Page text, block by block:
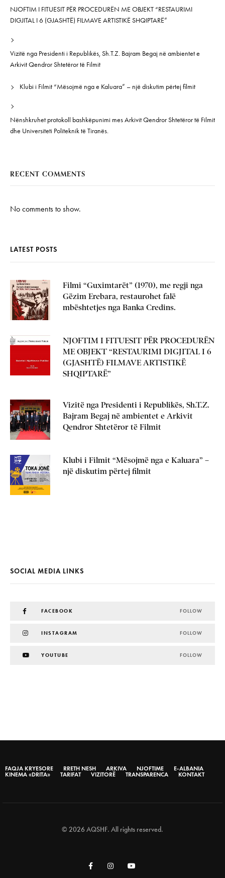
NJOFTIM I FITUESIT PËR PROCEDURËN ME OBJEKT “RESTAURIMI
DIGJITAL I 6 (GJASHTË) FILMAVE ARTISTIKË SHQIPTARË”
Vizitë nga Presidenti i Republikës, Sh.T.Z. Bajram Begaj në ambientet e
Arkivit Qendror Shtetëror të Filmit
Klubi i Filmit “Mësojmë nga e Kaluara” – një diskutim përtej filmit
Nënshkruhet protokoll bashkëpunimi mes Arkivit Qendror Shtetëror të Filmit
dhe Universiteti Politeknik të Tiranës.
RECENT COMMENTS
No comments to show.
LATEST POSTS
Filmi “Guximtarët” (1970), me regji nga
Gëzim Erebara, restaurohet falë
mbështetjes nga Banka Credins.
NJOFTIM I FITUESIT PËR PROCEDURËN
ME OBJEKT “RESTAURIMI DIGJITAL I 6
(GJASHTË) FILMAVE ARTISTIKË
SHQIPTARË”
Vizitë nga Presidenti i Republikës, Sh.T.Z.
Bajram Begaj në ambientet e Arkivit
Qendror Shtetëror të Filmit
Klubi i Filmit “Mësojmë nga e Kaluara” –
një diskutim përtej filmit
SOCIAL MEDIA LINKS
FACEBOOK FOLLOW
INSTAGRAM FOLLOW
YOUTUBE FOLLOW
FAQJA KRYESORE RRETH NESH ARKIVA NJOFTIME
E-ALBANIA
KINEMA «DRITA»
TARIFAT VIZITORË TRANSPARENCA KONTAKT
© 2026 AQSHF. All rights reserved.